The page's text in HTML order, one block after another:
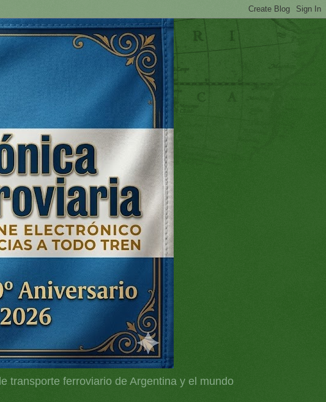
transporte ferroviario de Argentina y el mundo